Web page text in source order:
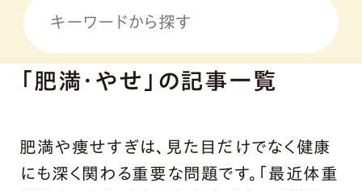
「肥満・やせ」の記事一覧
肥満や痩せすぎは、見た目だけでなく健康
にも深く関わる重要な問題です。「最近体重